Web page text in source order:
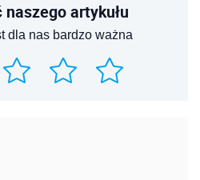
artykułu
dla nas bardzo ważna